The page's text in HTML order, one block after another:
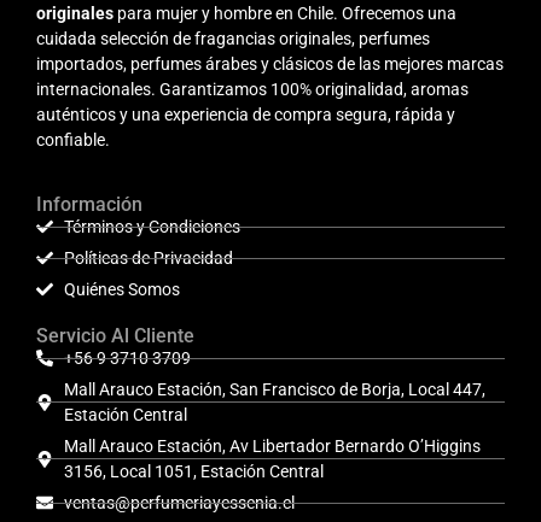
originales para mujer y hombre en Chile. Ofrecemos una
cuidada selección de fragancias originales, perfumes
importados, perfumes árabes y clásicos de las mejores marcas
internacionales. Garantizamos 100% originalidad, aromas
auténticos y una experiencia de compra segura, rápida y
confiable.
Información
Términos y Condiciones
Políticas de Privacidad
Quiénes Somos
Servicio Al Cliente
+56 9 3710 3709
Mall Arauco Estación, San Francisco de Borja, Local 447,
Estación Central
Mall Arauco Estación, Av Libertador Bernardo O’Higgins
3156, Local 1051, Estación Central
ventas@perfumeriayessenia.cl